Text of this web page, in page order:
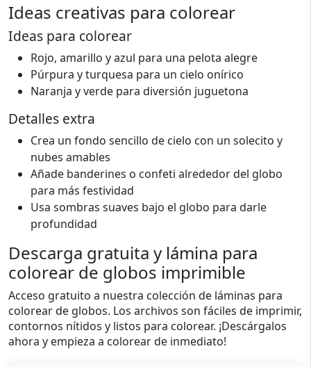
Ideas creativas para colorear
Ideas para colorear
Rojo, amarillo y azul para una pelota alegre
Púrpura y turquesa para un cielo onírico
Naranja y verde para diversión juguetona
Detalles extra
Crea un fondo sencillo de cielo con un solecito y
nubes amables
Añade banderines o confeti alrededor del globo
para más festividad
Usa sombras suaves bajo el globo para darle
profundidad
Descarga gratuita y lámina para
colorear de globos imprimible
Acceso gratuito a nuestra colección de láminas para
colorear de globos. Los archivos son fáciles de imprimir,
contornos nítidos y listos para colorear. ¡Descárgalos
ahora y empieza a colorear de inmediato!